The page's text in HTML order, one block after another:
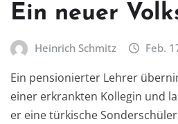
Ein neuer
Heinrich Schmitz Feb.
Ein pensionierter Lehrer
einer erkrankten Kollegin und
er eine türkische